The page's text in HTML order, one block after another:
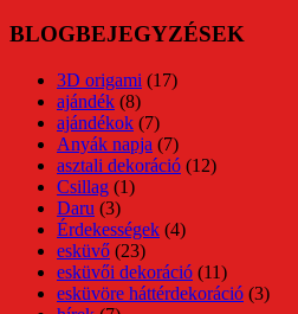
BLOGBEJEGYZÉSEK
3D origami (17)
ajándék (8)
ajándékok (7)
Anyák napja (7)
asztali dekoráció (12)
Csillag (1)
Daru (3)
Érdekességek (4)
esküvő (23)
esküvői dekoráció (11)
esküvöre háttérdekoráció (3)